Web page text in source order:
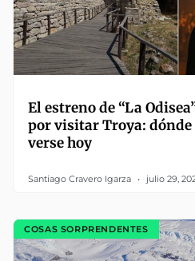
El estreno de “La
por visitar Troya: dónde
verse hoy
Santiago Cravero Igarza julio 29,
COSAS SORPRENDENTES